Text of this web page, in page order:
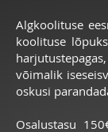
Algkoolituse
koolituse
võimalik
oskusi
Osalustasu